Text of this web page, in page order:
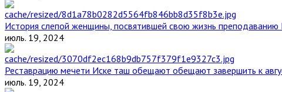
История слепой женщины, посвятившей свою жизнь преподаванию
июль. 19, 2024
Реставрацию мечети Иске таш обещают обещают завершить к
июль. 19, 2024